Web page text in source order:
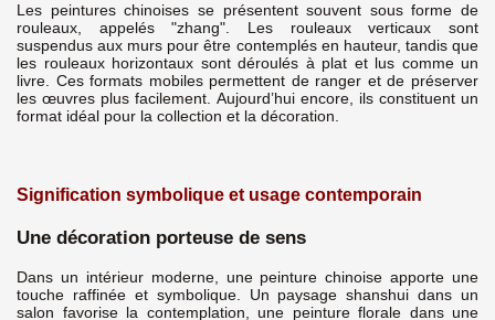
Les peintures chinoises se présentent souvent sous forme de
rouleaux, appelés "zhang". Les rouleaux verticaux sont
suspendus aux murs pour être contemplés en hauteur, tandis que
les rouleaux horizontaux sont déroulés à plat et lus comme un
livre. Ces formats mobiles permettent de ranger et de préserver
les œuvres plus facilement. Aujourd’hui encore, ils constituent un
format idéal pour la collection et la décoration.
Signification symbolique et usage contemporain
Une décoration porteuse de sens
Dans un intérieur moderne, une peinture chinoise apporte une
touche raffinée et symbolique. Un paysage shanshui dans un
salon favorise la contemplation, une peinture florale dans une